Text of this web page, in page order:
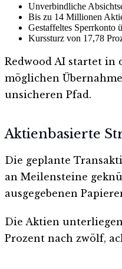
Unverbindliche
Bis zu 14 Millionen
Gestaffeltes Sperrkonto
Kurssturz von 17,78
Redwood AI startet in
möglichen
unsicheren Pfad.
Aktienbasierte
Die geplante
an Meilensteine
ausgegebenen
Die Aktien
Prozent nach zwölf,